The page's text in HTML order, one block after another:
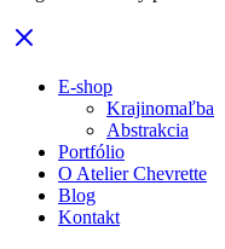
E-shop
Krajinomaľba
Abstrakcia
Portfólio
O Atelier Chevrette
Blog
Kontakt